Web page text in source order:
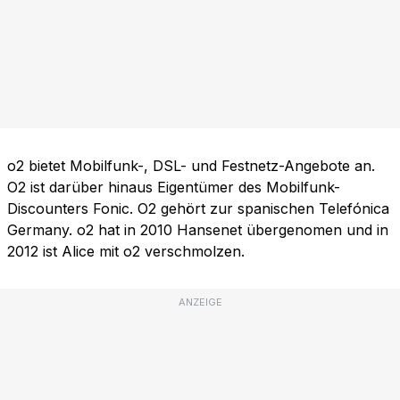
o2 bietet Mobilfunk-, DSL- und Festnetz-Angebote an.
O2 ist darüber hinaus Eigentümer des Mobilfunk-
Discounters Fonic. O2 gehört zur spanischen Telefónica
Germany. o2 hat in 2010 Hansenet übergenomen und in
2012 ist Alice mit o2 verschmolzen.
ANZEIGE